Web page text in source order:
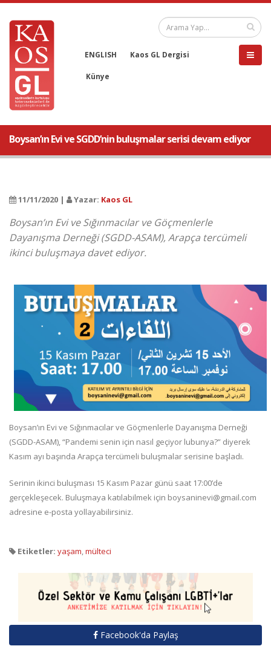
ENGLISH Kaos GL Dergisi
Künye
Boysan’ın Evi ve SGDD’nin buluşmalar serisi devam ediyor
11/11/2020 | Yazar: Kaos GL
Boysan’ın Evi ve Sığınmacılar ve Göçmenlerle
Dayanışma Derneği (SGDD-ASAM), Arapça tercümeli
ikinci buluşmaya davet ediyor.
Boysan’ın Evi ve Sığınmacılar ve Göçmenlerle Dayanışma Derneği
(SGDD-ASAM), “Pandemi senin için nasıl geçiyor lubunya?” diyerek
Kasım ayı başında Arapça tercümeli buluşmalar serisine başladı.
Serinin ikinci buluşması 15 Kasım Pazar günü saat 17:00’de
gerçekleşecek. Buluşmaya katılabilmek için boysaninevi@gmail.com
adresine e-posta yollayabilirsiniz.
Etiketler: yaşam,mülteci
Facebook'da Paylaş